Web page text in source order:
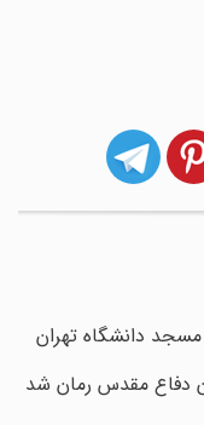
دانشگاه تهران
مقدس رمان شد